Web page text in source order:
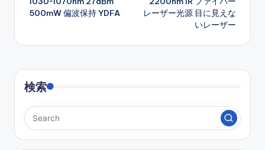
navigation
500mW 偏波保持 YDFA
レーザー光源 目に見えな
いレーザー
検索